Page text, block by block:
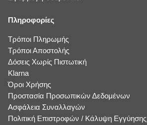
Πληροφορίες
Τρόποι Πληρωμής
Τρόποι Αποστολής
Δόσεις Χωρίς Πιστωτική
Klarna
Όροι Χρήσης
Προστασία Προσωπικών Δεδομένων
Ασφάλεια Συναλλαγών
Πολιτική Επιστροφών / Κάλυψη Εγγύησης